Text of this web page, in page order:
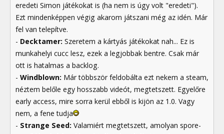
eredeti Simon játékokat is (ha nem is úgy volt "eredeti").
Ezt mindenképpen végig akarom játszani még az idén. Már
fel van telepítve.
- Decktamer: Szeretem a kártyás játékokat nah... Ez is
munkahelyi cucc lesz, ezek a legjobbak bentre. Csak már
ott is hatalmas a backlog.
- Windblown: Már többször feldobálta ezt nekem a steam,
néztem belőle egy hosszabb videót, megtetszett. Egyelőre
early access, mire sorra kerül ebből is kijön az 1.0. Vagy
nem, a fene tudja
- Strange Seed: Valamiért megtetszett, amolyan spore-